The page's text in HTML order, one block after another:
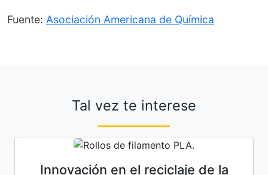
Fuente: Asociación Americana de Química
Tal vez te interese
Innovación en el reciclaje de la